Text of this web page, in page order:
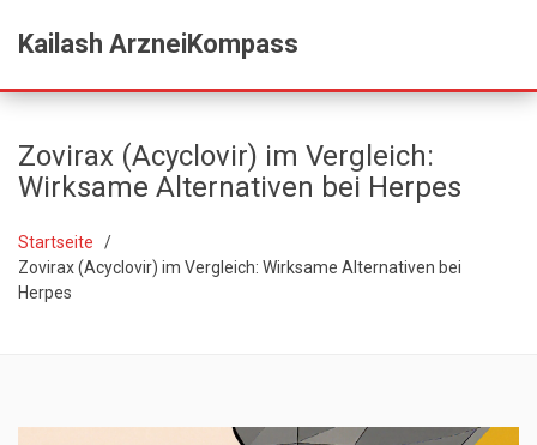
Kailash ArzneiKompass
Zovirax (Acyclovir) im Vergleich:
Wirksame Alternativen bei Herpes
Startseite
Zovirax (Acyclovir) im Vergleich: Wirksame Alternativen bei
Herpes